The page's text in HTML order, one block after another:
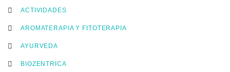
ACTIVIDADES
AROMATERAPIA Y FITOTERAPIA
AYURVEDA
BIOZENTRICA